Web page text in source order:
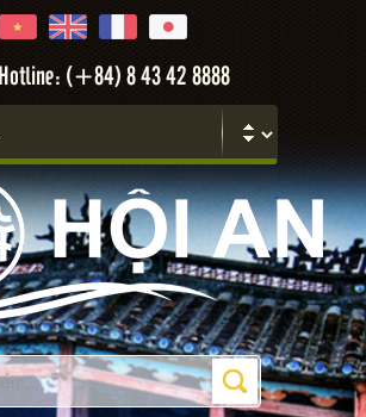
Hotline: (+84) 8 43 42 8888